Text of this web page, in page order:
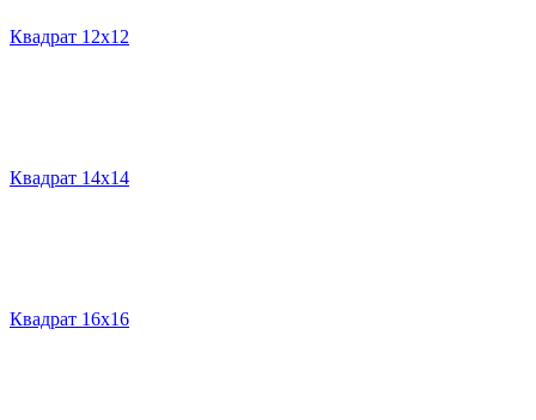
Квадрат 12х12
Квадрат 14х14
Квадрат 16х16